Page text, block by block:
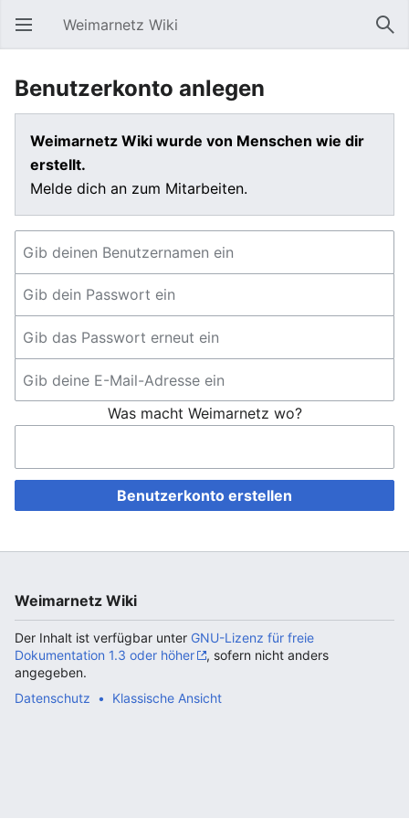
Hauptmenü öffnen Weimarnetz Wiki
Benutzerkonto anlegen
Weimarnetz Wiki wurde von Menschen wie dir
erstellt.
Melde dich an zum Mitarbeiten.
Was macht Weimarnetz wo?
Benutzerkonto erstellen
Weimarnetz Wiki
Der Inhalt ist verfügbar unter GNU-Lizenz für freie
Dokumentation 1.3 oder höher
, sofern nicht anders
angegeben.
Datenschutz
Klassische Ansicht